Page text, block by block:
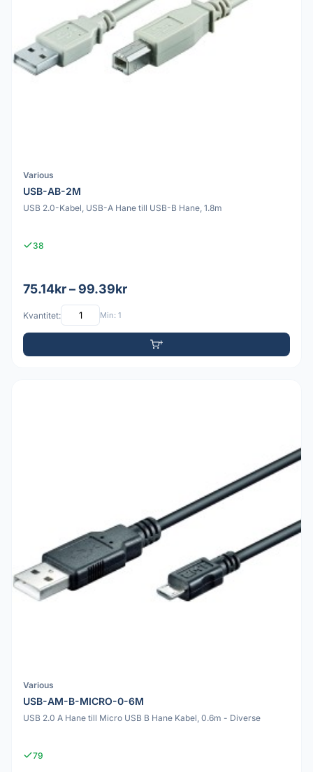
Various
USB-AB-2M
USB 2.0-Kabel, USB-A Hane till USB-B Hane, 1.8m
38
75.14kr – 99.39kr
Kvantitet: Min: 1
Various
USB-AM-B-MICRO-0-6M
USB 2.0 A Hane till Micro USB B Hane Kabel, 0.6m - Diverse
79